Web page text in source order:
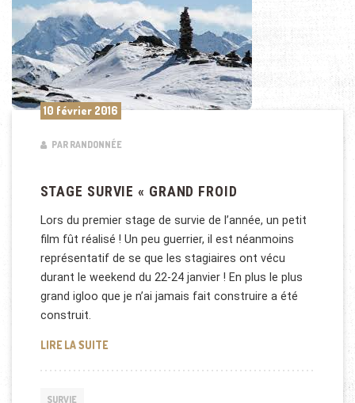
10 février 2016
PAR RANDONNÉE
STAGE SURVIE « GRAND FROID
Lors du premier stage de survie de l’année, un petit
film fût réalisé ! Un peu guerrier, il est néanmoins
représentatif de se que les stagiaires ont vécu
durant le weekend du 22-24 janvier ! En plus le plus
grand igloo que je n’ai jamais fait construire a été
construit.
LIRE LA SUITESTAGE SURVIE « GRAND FROID
SURVIE